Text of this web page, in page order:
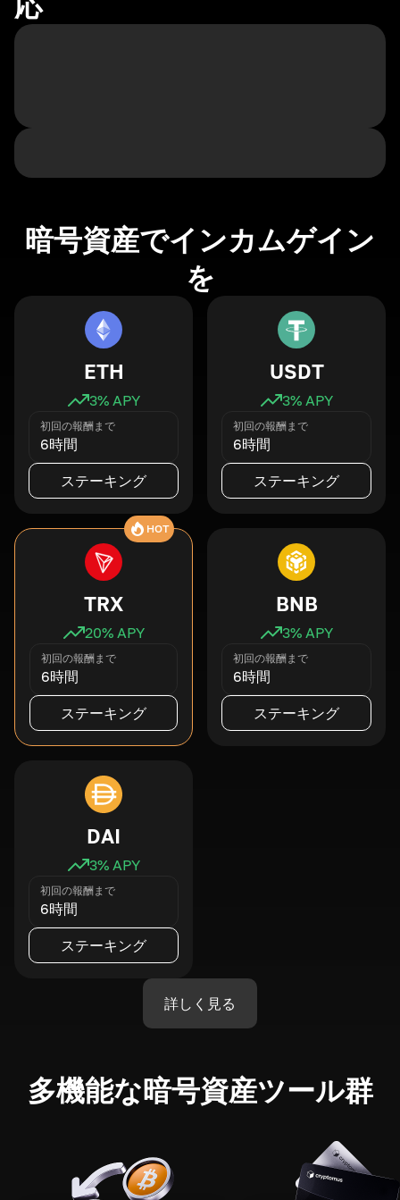
暗号資産でインカムゲイン
を
ETH
3% APY
初回の報酬まで
6時間
ステーキング
USDT
3% APY
初回の報酬まで
6時間
ステーキング
HOT
TRX
20% APY
初回の報酬まで
6時間
ステーキング
BNB
3% APY
初回の報酬まで
6時間
ステーキング
DAI
3% APY
初回の報酬まで
6時間
ステーキング
詳しく見る
多機能な暗号資産ツール群